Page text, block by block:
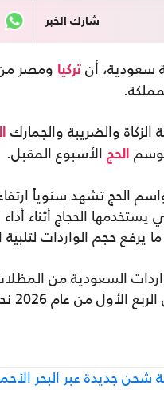
شارك الخبر
أن تركيا ومصر من
والضريبة والجمارك
الحج الأسبوع المقبل.
الحج تشهد سنوياً
الحجاج أثناء
يرفع حجم الواردات
جديدة عبر البحر